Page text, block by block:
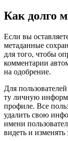
Как долго
Если вы
метаданные
для того, чтобы
комментарии
на одобрение.
Для
ту личную
профиле. Все
удалить свою
имени
видеть и